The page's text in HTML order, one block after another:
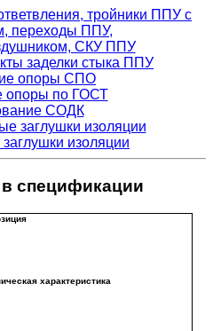
тройники ППУ с
переходы ППУ,
СКУ ППУ
заделки стыка ППУ
опоры СПО
опоры по ГОСТ
СОДК
заглушки изоляции
изоляции
спецификации
характеристика